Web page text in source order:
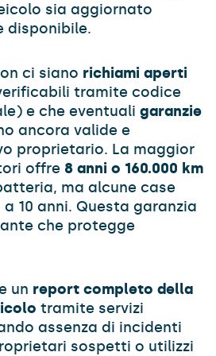
sia aggiornato
disponibile.
ci siano richiami aperti
tramite codice
e che eventuali garanzie
ancora valide e
proprietario. La maggior
offre 8 anni o 160.000 km
ma alcune case
10 anni. Questa garanzia
che protegge
un report completo della
tramite servizi
assenza di incidenti
sospetti o utilizzi